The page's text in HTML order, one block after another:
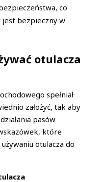
co
bezpieczny w
otulacza
spełniał
założyć, tak aby
pasów
które
otulacza do